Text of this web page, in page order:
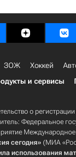
ЗОЖ Хоккей
и сервисы
о
Федеральное
сегодня» (МИА
использования